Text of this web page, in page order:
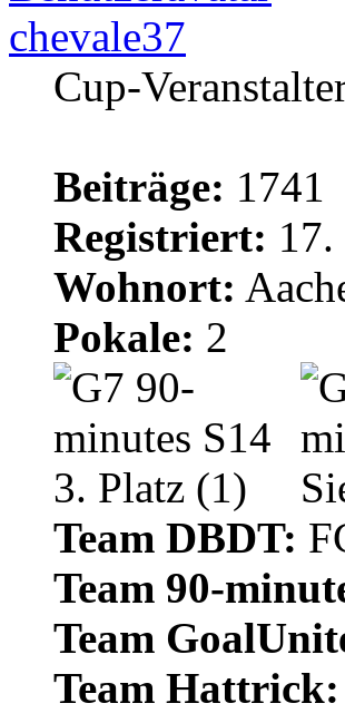
chevale37
Cup-
Beiträge: 1741
Registriert:
Wohnort:
Pokale: 2
Team DBDT:
Team 90-
Team
Team Hattrick: